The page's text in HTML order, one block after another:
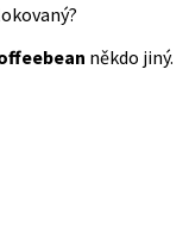
někdo jiný.